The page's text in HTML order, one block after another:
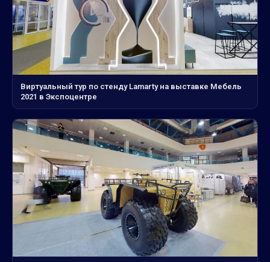
Виртуальный тур по стенду Lamarty на выставке Мебель
2021 в Экспоцентре